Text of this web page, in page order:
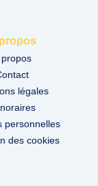
légales
personnelles
des cookies